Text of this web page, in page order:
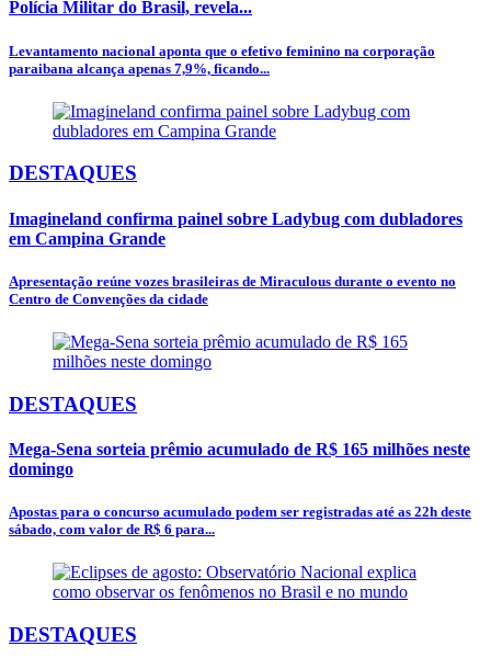
Polícia Militar do Brasil, revela...
Levantamento nacional aponta que o efetivo feminino na corporação
paraibana alcança apenas 7,9%, ficando...
DESTAQUES
Imagineland confirma painel sobre Ladybug com dubladores
em Campina Grande
Apresentação reúne vozes brasileiras de Miraculous durante o evento no
Centro de Convenções da cidade
DESTAQUES
Mega-Sena sorteia prêmio acumulado de R$ 165 milhões neste
domingo
Apostas para o concurso acumulado podem ser registradas até as 22h deste
sábado, com valor de R$ 6 para...
DESTAQUES